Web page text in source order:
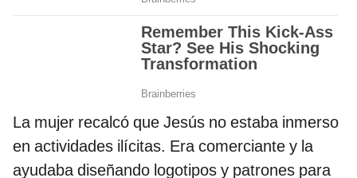
La mujer recalcó que Jesús no estaba inmerso
en actividades ilícitas. Era comerciante y la
ayudaba diseñando logotipos y patrones para